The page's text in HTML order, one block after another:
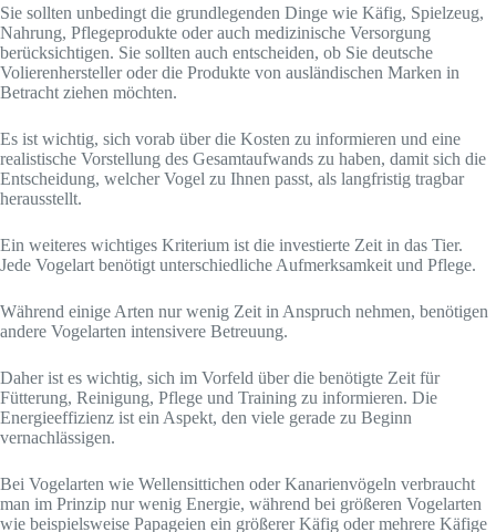
Sie sollten unbedingt die grundlegenden Dinge wie Käfig, Spielzeug,
Nahrung, Pflegeprodukte oder auch medizinische Versorgung
berücksichtigen. Sie sollten auch entscheiden, ob Sie deutsche
Volierenhersteller oder die Produkte von ausländischen Marken in
Betracht ziehen möchten.
Es ist wichtig, sich vorab über die Kosten zu informieren und eine
realistische Vorstellung des Gesamtaufwands zu haben, damit sich die
Entscheidung, welcher Vogel zu Ihnen passt, als langfristig tragbar
herausstellt.
Ein weiteres wichtiges Kriterium ist die investierte Zeit in das Tier.
Jede Vogelart benötigt unterschiedliche Aufmerksamkeit und Pflege.
Während einige Arten nur wenig Zeit in Anspruch nehmen, benötigen
andere Vogelarten intensivere Betreuung.
Daher ist es wichtig, sich im Vorfeld über die benötigte Zeit für
Fütterung, Reinigung, Pflege und Training zu informieren. Die
Energieeffizienz ist ein Aspekt, den viele gerade zu Beginn
vernachlässigen.
Bei Vogelarten wie Wellensittichen oder Kanarienvögeln verbraucht
man im Prinzip nur wenig Energie, während bei größeren Vogelarten
wie beispielsweise Papageien ein größerer Käfig oder mehrere Käfige